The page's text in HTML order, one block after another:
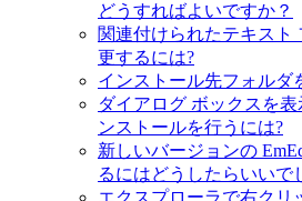
どうすればよいですか？
関連付けられたテキスト
更するには?
インストール先フォルダ
ダイアログ ボックスを表
ンストールを行うには?
新しいバージョンの
るにはどうしたらいいで